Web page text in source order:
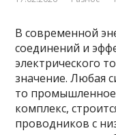
В современной
соединений и
электрического
значение. Любая
то
комплекс,
проводников с